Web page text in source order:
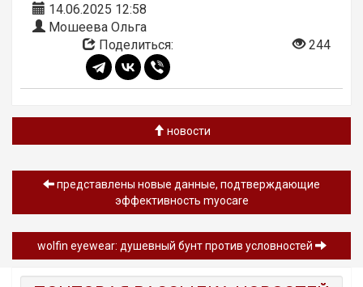
14.06.2025 12:58
Мошеева Ольга
Поделиться:
244
новости
представлены новые данные, подтверждающие
эффективность myocare
wolfin eyewear: душевный бунт против условностей